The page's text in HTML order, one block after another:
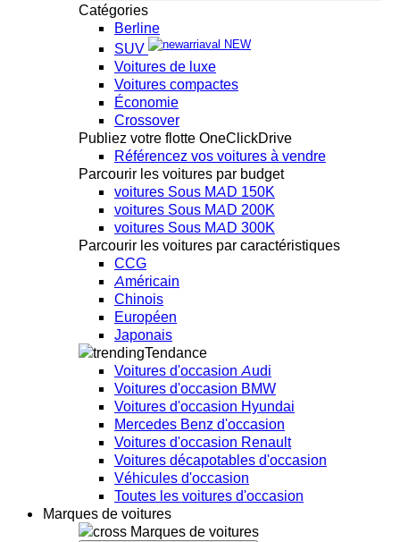
Catégories
Berline
SUV
NEW
Voitures de luxe
Voitures compactes
Économie
Crossover
Publiez votre flotte OneClickDrive
Référencez vos voitures à vendre
Parcourir les voitures par budget
voitures Sous MAD 150K
voitures Sous MAD 200K
voitures Sous MAD 300K
Parcourir les voitures par caractéristiques
CCG
Américain
Chinois
Européen
Japonais
Tendance
Voitures d'occasion Audi
Voitures d'occasion BMW
Voitures d'occasion Hyundai
Mercedes Benz d'occasion
Voitures d'occasion Renault
Voitures décapotables d'occasion
Véhicules d'occasion
Toutes les voitures d'occasion
Marques de voitures
Marques de voitures